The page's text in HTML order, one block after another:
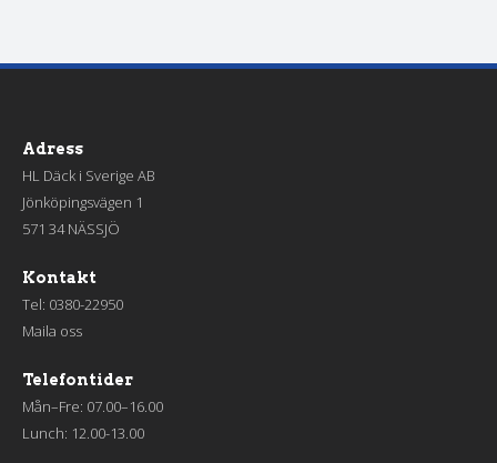
Adress
HL Däck i Sverige AB
Jönköpingsvägen 1
571 34 NÄSSJÖ
Kontakt
Tel: 0380-22950
Maila oss
Telefontider
Mån–Fre: 07.00–16.00
Lunch: 12.00-13.00